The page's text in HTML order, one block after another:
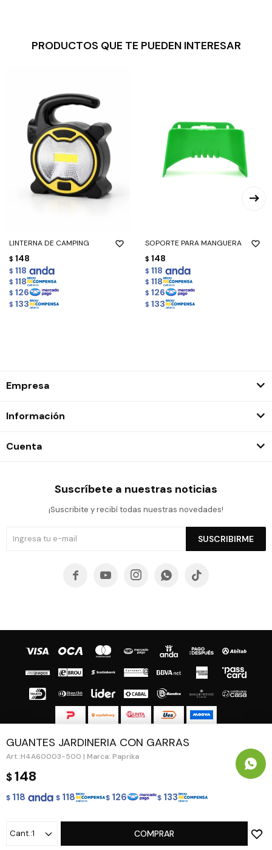
GUANTES JARDINERIA CON GARRAS
H4A60003-500 | Marca: Paprika
$148
$ 118 $ 118 $ 126 $ 133
1 COMPRAR
PRODUCTOS QUE TE PUEDEN INTERESAR
LINTERNA DE CAMPING
$ 148
$ 118
$ 118
$ 126
$ 133
SOPORTE PARA MANGUERA
$ 148
$ 118
$ 118
$ 126
$ 133
Empresa
Información
Cuenta
Suscríbete a nuestras noticias
¡Suscribite y recibí todas nuestras novedades!
SUSCRIBIRME
    
© Copyright 2026 / Guapa - Paprika